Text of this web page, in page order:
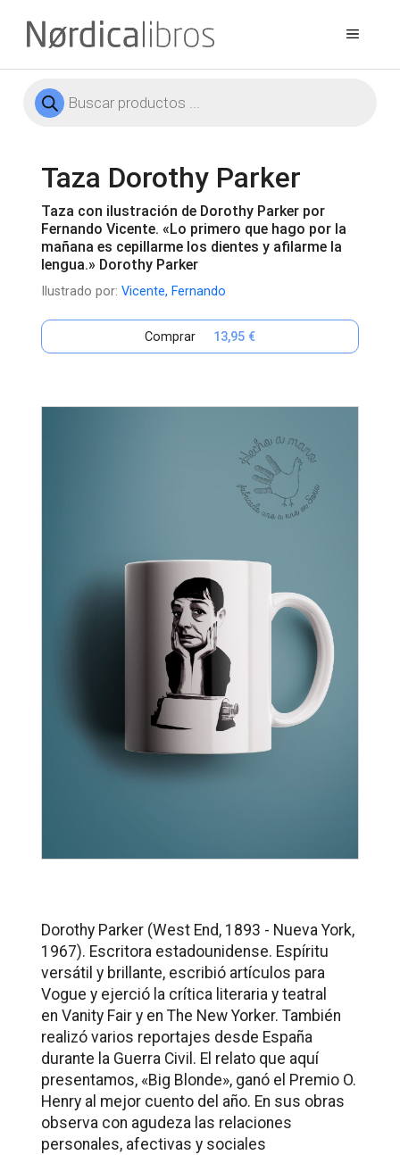
contenido
Menú
Búsqueda
de
Taza Dorothy Parker
Taza con ilustración de Dorothy Parker por
Fernando Vicente. «Lo primero que hago por la
mañana es cepillarme los dientes y afilarme la
lengua.» Dorothy Parker
Ilustrado por: Vicente, Fernando
Comprar 13,95 €
Dorothy Parker (West End, 1893 - Nueva York,
1967). Escritora estadounidense. Espíritu
versátil y brillante, escribió artículos para
Vogue y ejerció la crítica literaria y teatral
en Vanity Fair y en The New Yorker. También
realizó varios reportajes desde España
durante la Guerra Civil. El relato que aquí
presentamos, «Big Blonde», ganó el Premio O.
Henry al mejor cuento del año. En sus obras
observa con agudeza las relaciones
personales, afectivas y sociales